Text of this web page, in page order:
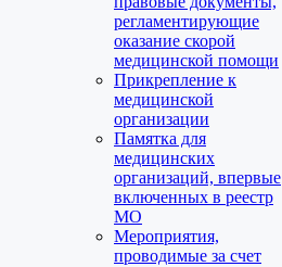
регламентирующие
оказание скорой
медицинской помощи
Прикрепление к
медицинской
организации
Памятка для
медицинских
организаций, впервые
включенных в реестр
МО
Мероприятия,
проводимые за счет